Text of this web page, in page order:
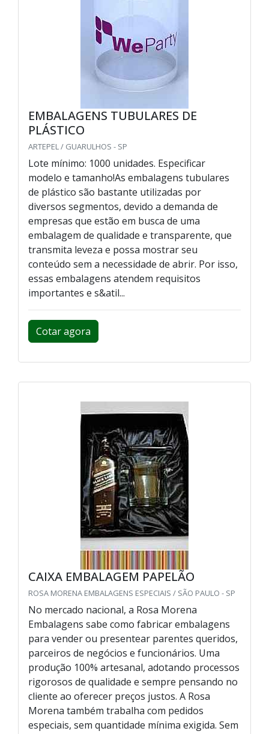
EMBALAGENS TUBULARES DE
PLÁSTICO
ARTEPEL / GUARULHOS - SP
Lote mínimo: 1000 unidades. Especificar
modelo e tamanho!As embalagens tubulares
de plástico são bastante utilizadas por
diversos segmentos, devido a demanda de
empresas que estão em busca de uma
embalagem de qualidade e transparente, que
transmita leveza e possa mostrar seu
conteúdo sem a necessidade de abrir. Por isso,
essas embalagens atendem requisitos
importantes e s&atil...
Cotar agora
CAIXA EMBALAGEM PAPELÃO
ROSA MORENA EMBALAGENS ESPECIAIS / SÃO PAULO - SP
No mercado nacional, a Rosa Morena
Embalagens sabe como fabricar embalagens
para vender ou presentear parentes queridos,
parceiros de negócios e funcionários. Uma
produção 100% artesanal, adotando processos
rigorosos de qualidade e sempre pensando no
cliente ao oferecer preços justos. A Rosa
Morena também trabalha com pedidos
especiais, sem quantidade mínima exigida. Sem